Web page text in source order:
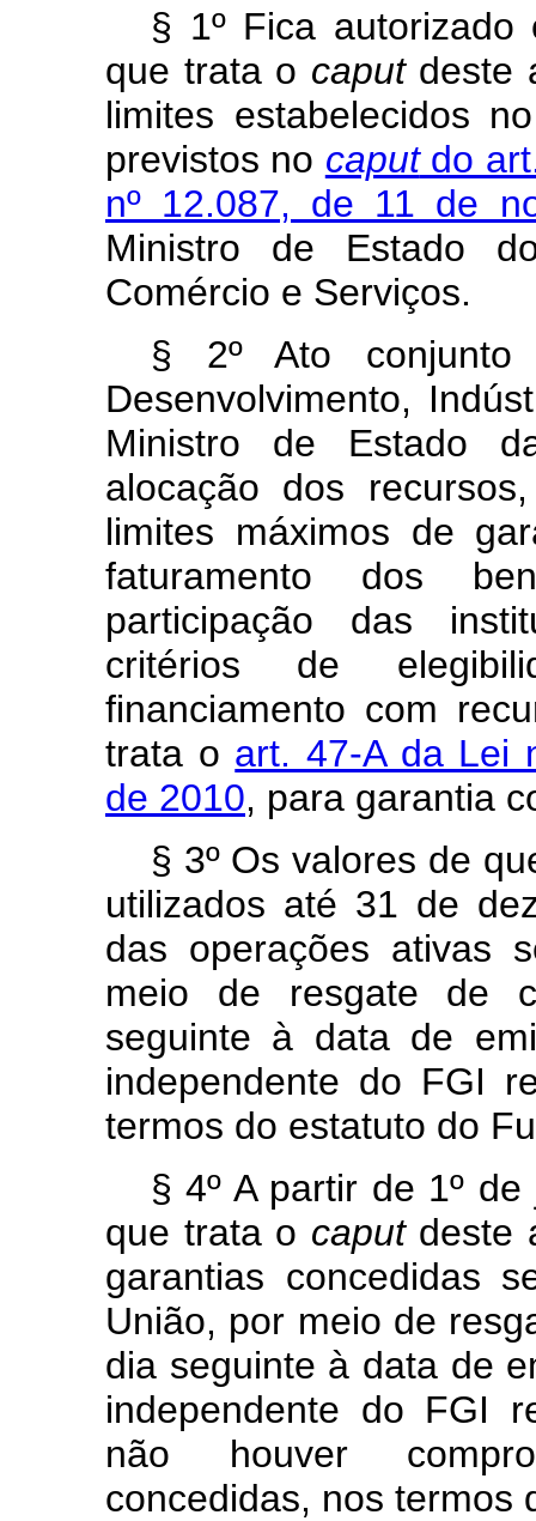
§ 1º Fica
que trata o caputdeste
limites estabelecidos
previstos no caputdo
nº 12.087, de 11 de
Ministro de Estado
Comércio e Serviços.
§ 2º Ato
Desenvolvimento,
Ministro de Estado
alocação dos
limites máximos de
faturamento dos
participação das
critérios de
financiamento com
trata o art. 47-A da Lei
de 2010, para garantia
§ 3º Os valores de
utilizados até 31 de
das operações ativas
meio de resgate de
seguinte à data de
independente do FGI
termos do estatuto do
§ 4º A partir de 1º
que trata o caputdeste
garantias concedidas
União, por meio de
dia seguinte à data de
independente do FGI
não houver
concedidas, nos termos